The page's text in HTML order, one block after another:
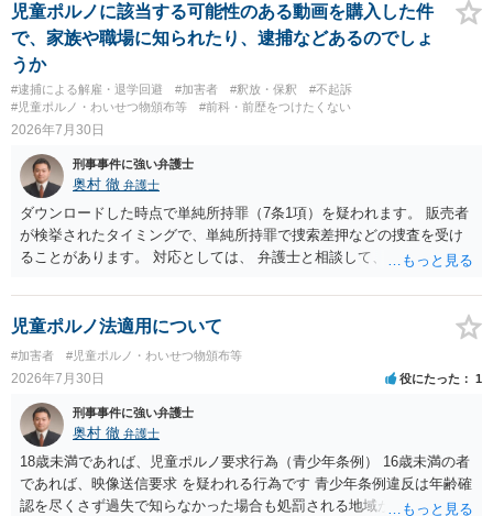
児童ポルノに該当する可能性のある動画を購入した件
で、家族や職場に知られたり、逮捕などあるのでしょ
うか
#逮捕による解雇・退学回避 #加害者 #釈放・保釈
#不起訴
#児童ポルノ・わいせつ物頒布等
#前科・前歴をつけたくない
2026年7月30日
刑事事件に強い弁護士
奥村 徹 弁護士
ダウンロードした時点で単純所持罪（7条1項）を疑われます。 販売者
が検挙されたタイミングで、単純所持罪で捜索差押などの捜査を受け
ることがあります。 対応としては、 弁護士と相談して、 児童ポルノ
談しておく などが考えられます。
児童ポルノ法適用について
#加害者 #児童ポルノ・わいせつ物頒布等
2026年7月30日 役にたった 1
刑事事件に強い弁護士
奥村 徹 弁護士
18歳未満であれば、児童ポルノ要求行為（青少年条例） 16歳未満の者
であれば、映像送信要求 を疑われる行為です 青少年条例違反は年齢確
認を尽くさず過失で知らなかった場合も処罰される地域があるので、